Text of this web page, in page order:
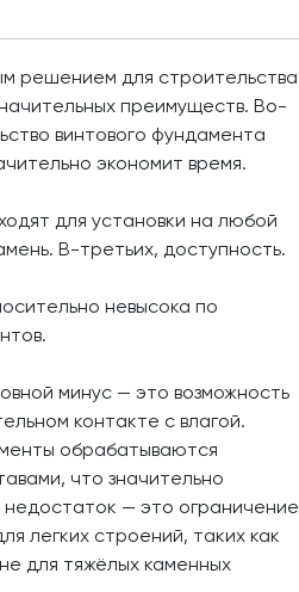
решением для строительства
преимуществ. Во-
винтового фундамента
экономит время.
для установки на любой
В-третьих, доступность.
невысока по
минус — это возможность
контакте с влагой.
обрабатываются
что значительно
— это ограничение
легких строений, таких как
для тяжёлых каменных